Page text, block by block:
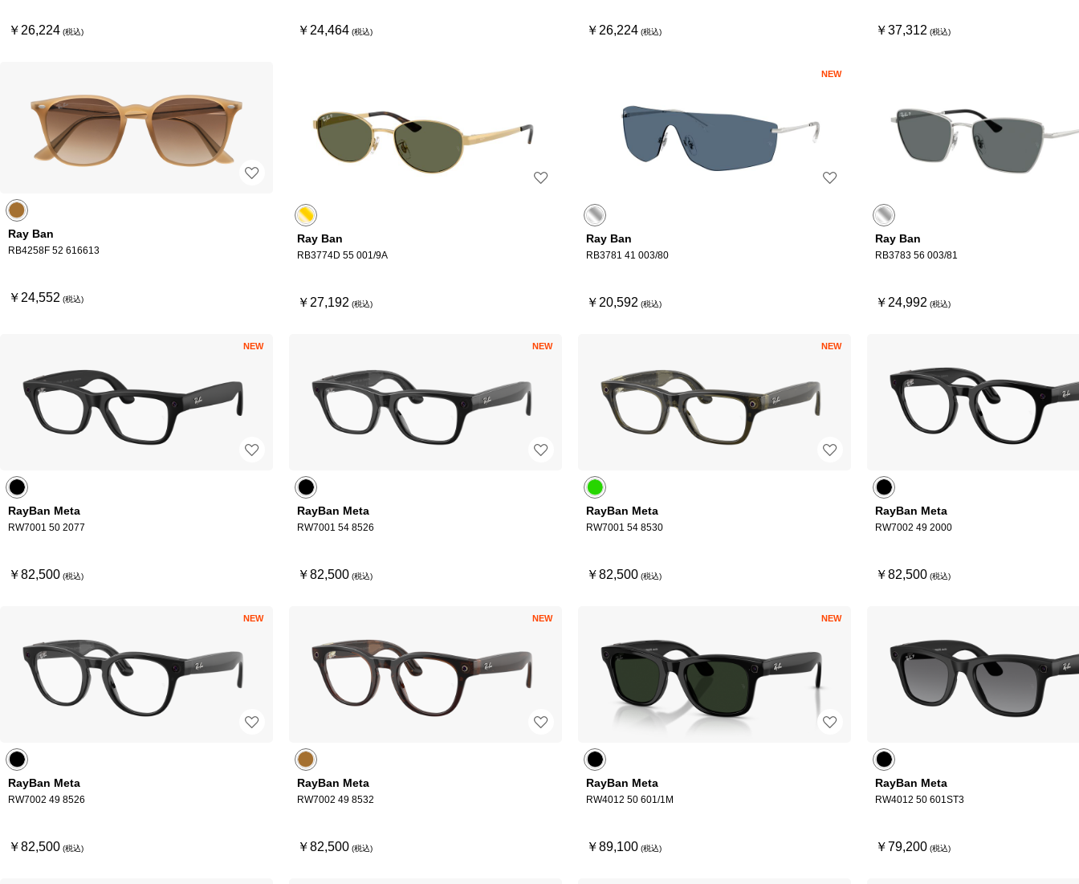
￥26,224 ￥24,464 ￥26,224 ￥37,312
Ray Ban
RB4258F 52 616613
￥24,552
Ray Ban
RB3774D 55 001/9A
￥27,192
NEW
Ray Ban
RB3781 41 003/80
￥20,592
Ray Ban
RB3783 56 003/81
￥24,992
NEW
RayBan Meta
RW7001 50 2077
￥82,500
NEW
RayBan Meta
RW7001 54 8526
￥82,500
NEW
RayBan Meta
RW7001 54 8530
￥82,500
RayBan Meta
RW7002 49 2000
￥82,500
NEW
RayBan Meta
RW7002 49 8526
￥82,500
NEW
RayBan Meta
RW7002 49 8532
￥82,500
NEW
RayBan Meta
RW4012 50 601/1M
￥89,100
RayBan Meta
RW4012 50 601ST3
￥79,200